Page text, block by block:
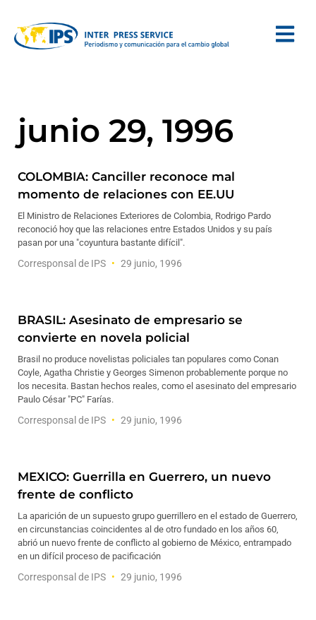
junio 29, 1996
COLOMBIA: Canciller reconoce mal
momento de relaciones con EE.UU
El Ministro de Relaciones Exteriores de Colombia, Rodrigo Pardo
reconoció hoy que las relaciones entre Estados Unidos y su país
pasan por una "coyuntura bastante difícil".
Corresponsal de IPS 29 junio, 1996
BRASIL: Asesinato de empresario se
convierte en novela policial
Brasil no produce novelistas policiales tan populares como Conan
Coyle, Agatha Christie y Georges Simenon probablemente porque no
los necesita. Bastan hechos reales, como el asesinato del empresario
Paulo César "PC" Farías.
Corresponsal de IPS 29 junio, 1996
MEXICO: Guerrilla en Guerrero, un nuevo
frente de conflicto
La aparición de un supuesto grupo guerrillero en el estado de Guerrero,
en circunstancias coincidentes al de otro fundado en los años 60,
abrió un nuevo frente de conflicto al gobierno de México, entrampado
en un difícil proceso de pacificación
Corresponsal de IPS 29 junio, 1996